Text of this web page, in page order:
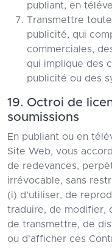
publiant, en
Transmettre
publicité, qui
commerciales,
qui implique des
publicité ou des
19. Octroi de
soumissions
En publiant ou en
Site Web, vous
de redevances,
irrévocable, sans
(i) d'utiliser, de
traduire, de modifier,
de transmettre, de
ou d'afficher ces